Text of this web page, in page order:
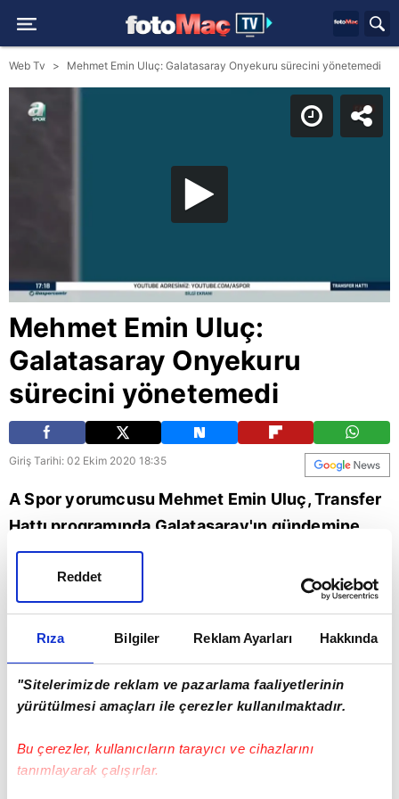
Rıza Bilgiler Reklam Ayarları Hakkında
"Sitelerimizde reklam ve pazarlama faaliyetlerinin
yürütülmesi amaçları ile çerezler kullanılmaktadır.
Bu çerezler, kullanıcıların tarayıcı ve cihazlarını
tanımlayarak çalışırlar.
Reddet
Web Tv Mehmet Emin Uluç: Galatasaray Onyekuru sürecini yönetemedi
Mehmet Emin Uluç:
Galatasaray Onyekuru
sürecini yönetemedi
Giriş Tarihi: 02 Ekim 2020 18:35
A Spor yorumcusu Mehmet Emin Uluç, Transfer
Hattı programında Galatasaray'ın gündemine
dair flaş açıklamalarda bulundu. Uluç,
"Galatasaray yönetimi Onyekuru sürecini iyi
yönetemedi." ifadelerini kullandı. | Son dakika
Galatasaray haberleri